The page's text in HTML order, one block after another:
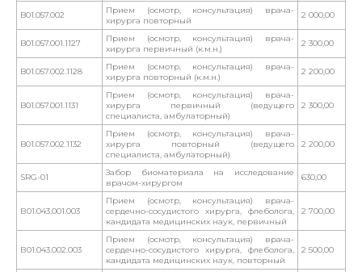
B01.057.002
Прием (осмотр, консультация) врача-
хирурга повторный
2 000,00
B01.057.001.1127
Прием (осмотр, консультация) врача-
хирурга первичный (к.м.н.)
2 300,00
B01.057.002.1128
Прием (осмотр, консультация) врача-
хирурга повторный (к.м.н.)
2 200,00
B01.057.001.1131
Прием (осмотр, консультация) врача-
хирурга первичный (ведущего
специалиста, амбулаторный)
2 300,00
B01.057.002.1132
Прием (осмотр, консультация) врача-
хирурга повторный (ведущего
специалиста, амбулаторный)
2 200,00
SRG-01
Забор биоматериала на исследование
врачом-хирургом
630,00
В01.043.001.003
Прием (осмотр, консультация) врача-
сердечно-сосудистого хирурга, флеболога,
кандидата медицинских наук, первичный
2 700,00
В01.043.002.003
Прием (осмотр, консультация) врача-
сердечно-сосудистого хирурга, флеболога,
кандидата медицинских наук, повторный
2 500,00